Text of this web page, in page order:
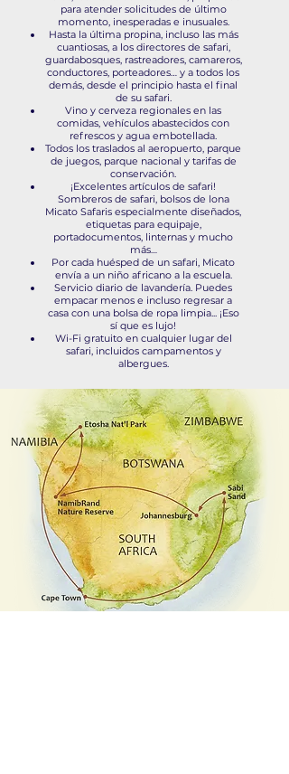
para atender solicitudes de último
momento, inesperadas e inusuales.
Hasta la última propina, incluso las más
cuantiosas, a los directores de safari,
guardabosques, rastreadores, camareros,
conductores, porteadores… y a todos los
demás, desde el principio hasta el final
de su safari.
Vino y cerveza regionales en las
comidas, vehículos abastecidos con
refrescos y agua embotellada.
Todos los traslados al aeropuerto, parque
de juegos, parque nacional y tarifas de
conservación.
¡Excelentes artículos de safari!
Sombreros de safari, bolsos de lona
Micato Safaris especialmente diseñados,
etiquetas para equipaje,
portadocumentos, linternas y mucho
más…
Por cada huésped de un safari, Micato
envía a un niño africano a la escuela.
Servicio diario de lavandería. Puedes
empacar menos e incluso regresar a
casa con una bolsa de ropa limpia... ¡Eso
sí que es lujo!
Wi-Fi gratuito en cualquier lugar del
safari, incluidos campamentos y
albergues.